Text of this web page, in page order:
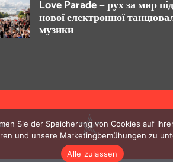
Love Parade — рух за мир
нової електронної
музики
Sie der Speicherung von Cookies auf
und unsere Marketingbemühungen zu
Alle zulassen